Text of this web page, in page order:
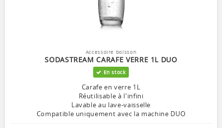
Accessoire boisson
SODASTREAM CARAFE VERRE 1L DUO
En stock
Carafe en verre 1L
Réutilisable à l'infini
Lavable au lave-vaisselle
Compatible uniquement avec la machine DUO